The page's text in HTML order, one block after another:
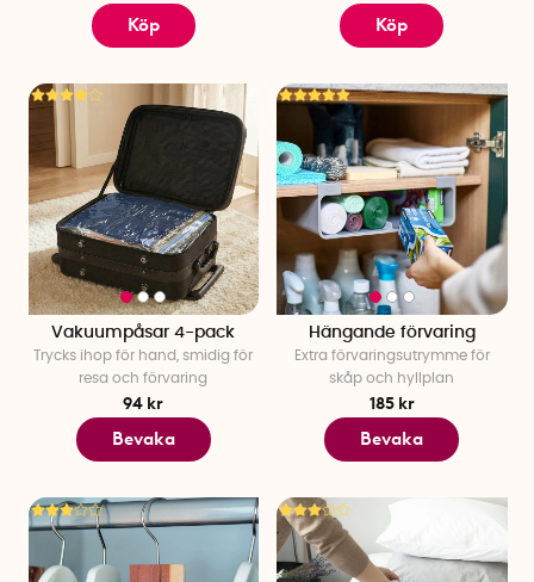
Köp Köp
Vakuumpåsar 4-pack
Trycks ihop för hand, smidig för
resa och förvaring
94 kr
Bevaka
Hängande förvaring
Extra förvaringsutrymme för
skåp och hyllplan
185 kr
Bevaka